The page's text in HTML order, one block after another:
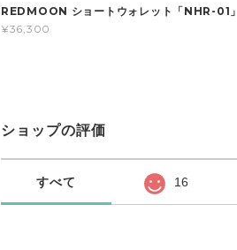
REDMOON ショートウォレット「NHR-01」
¥36,300
ショップの評価
すべて 16